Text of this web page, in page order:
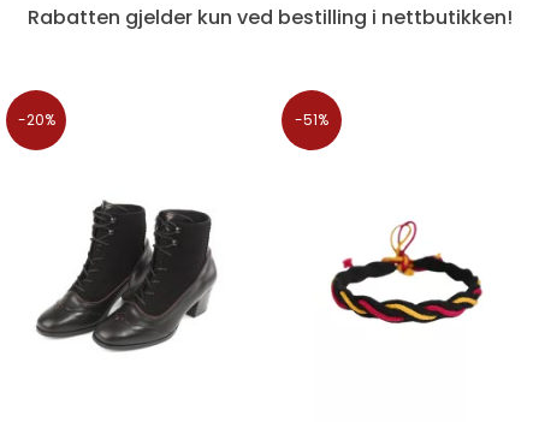
Rabatten gjelder kun ved bestilling i nettbutikken!
-20% -51%